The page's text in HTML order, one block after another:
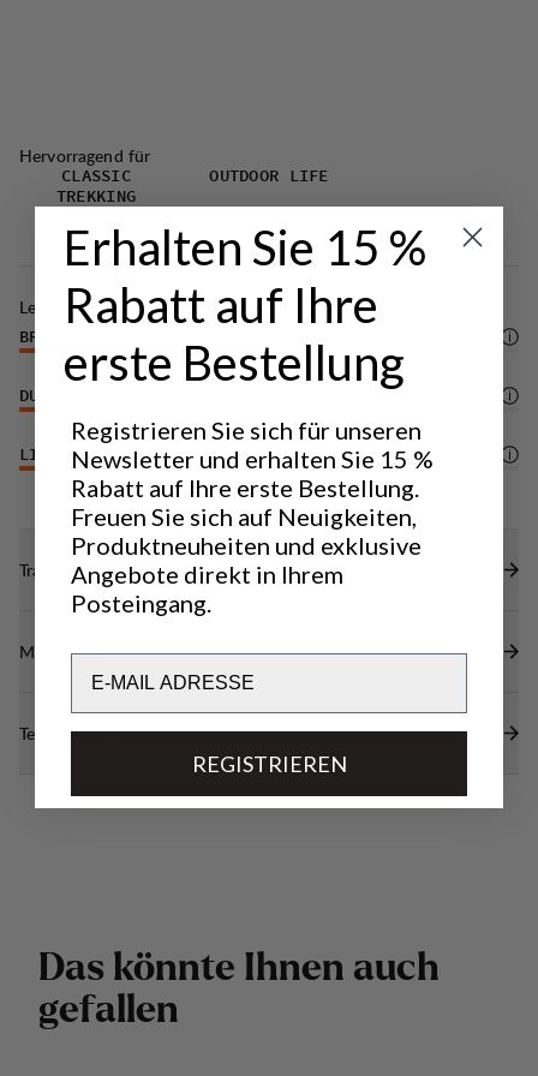
Hervorragend für
CLASSIC
TREKKING
OUTDOOR LIFE
Leistung
BREATHABILITY
DURABILITY
LIGHTWEIGHT 3/6
Transparenz
Materialien
Technische Daten
Das könnte Ihnen auch
gefallen
Erhalten Sie 15 %
Rabatt auf Ihre
erste Bestellung
Registrieren Sie sich für unseren
Newsletter und erhalten Sie 15 %
Rabatt auf Ihre erste Bestellung.
Freuen Sie sich auf Neuigkeiten,
Produktneuheiten und exklusive
Angebote direkt in Ihrem
Posteingang.
REGISTRIEREN